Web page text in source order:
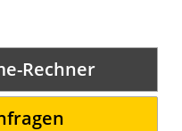
Rechner